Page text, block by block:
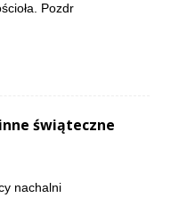
Pozdr
świąteczne
nachalni